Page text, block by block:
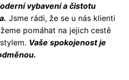
vybavení a čistotu
Jsme rádi, že se u nás klienti
pomáhat na jejich cestě
Vaše spokojenost je